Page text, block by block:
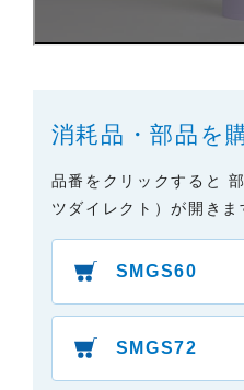
基準や業界基準に拠った
つきましては、弊社「お
接お問い合わせください
（※）みまもりほっとラ
ている専用の製品（レン
弊社「
みまもりほっとラ
消耗品・部品を
品番をクリックすると
ツダイレクト）が開きま
SMGS60
SMGS72